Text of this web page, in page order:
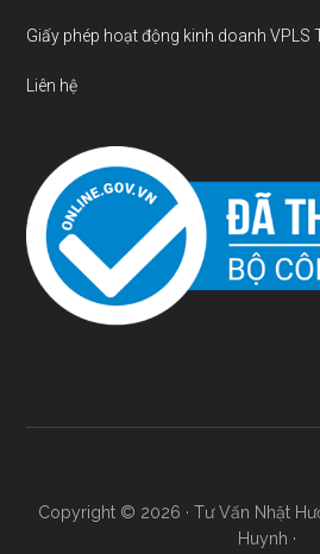
Giấy phép hoạt động kinh doanh VPLS
Liên hệ
Copyright © 2026 · Tư Vấn Nhật
Huynh ·